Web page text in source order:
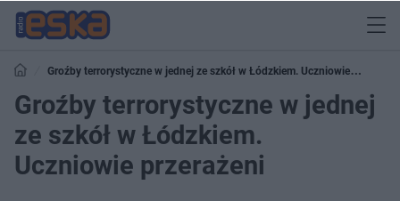
Groźby terrorystyczne w jednej ze szkół w Łódzkiem. Uczniowie
przerażeni
Groźby terrorystyczne w jednej
ze szkół w Łódzkiem.
Uczniowie przerażeni